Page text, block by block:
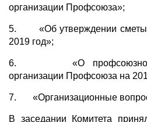
организации Профсоюза»;
5. «Об утверждении сметы
2019 год»;
6. «О профсоюзном
организации Профсоюза на
7. «Организационные
В заседании Комитета